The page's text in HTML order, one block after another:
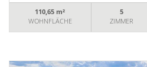
110,65 m²
WOHNFLÄCHE
5
ZIMMER